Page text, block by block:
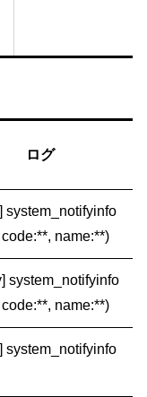
ログ
system_notifyinfo
name:**)
system_notifyinfo
name:**)
system_notifyinfo